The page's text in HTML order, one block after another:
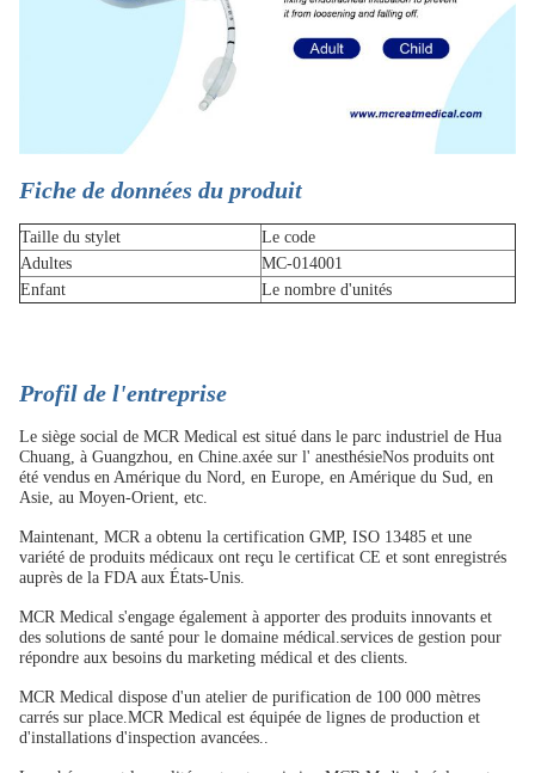
Fiche de données du produit
Taille du stylet
Le code
Adultes
MC-014001
Enfant
Le nombre d'unités
Profil de l'entreprise
Le siège social de MCR Medical est situé dans le parc industriel de Hua
Chuang, à Guangzhou, en Chine.axée sur l' anesthésieNos produits ont
été vendus en Amérique du Nord, en Europe, en Amérique du Sud, en
Asie, au Moyen-Orient, etc.
Maintenant, MCR a obtenu la certification GMP, ISO 13485 et une
variété de produits médicaux ont reçu le certificat CE et sont enregistrés
auprès de la FDA aux États-Unis.
MCR Medical s'engage également à apporter des produits innovants et
des solutions de santé pour le domaine médical.services de gestion pour
répondre aux besoins du marketing médical et des clients.
MCR Medical dispose d'un atelier de purification de 100 000 mètres
carrés sur place.MCR Medical est équipée de lignes de production et
d'installations d'inspection avancées..